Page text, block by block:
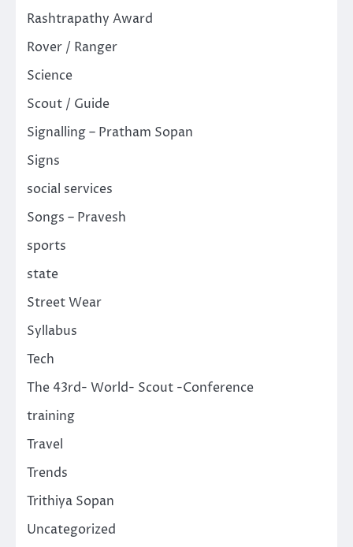
Rashtrapathy Award
Rover / Ranger
Science
Scout / Guide
Signalling – Pratham Sopan
Signs
social services
Songs – Pravesh
sports
state
Street Wear
Syllabus
Tech
The 43rd- World- Scout -Conference
training
Travel
Trends
Trithiya Sopan
Uncategorized